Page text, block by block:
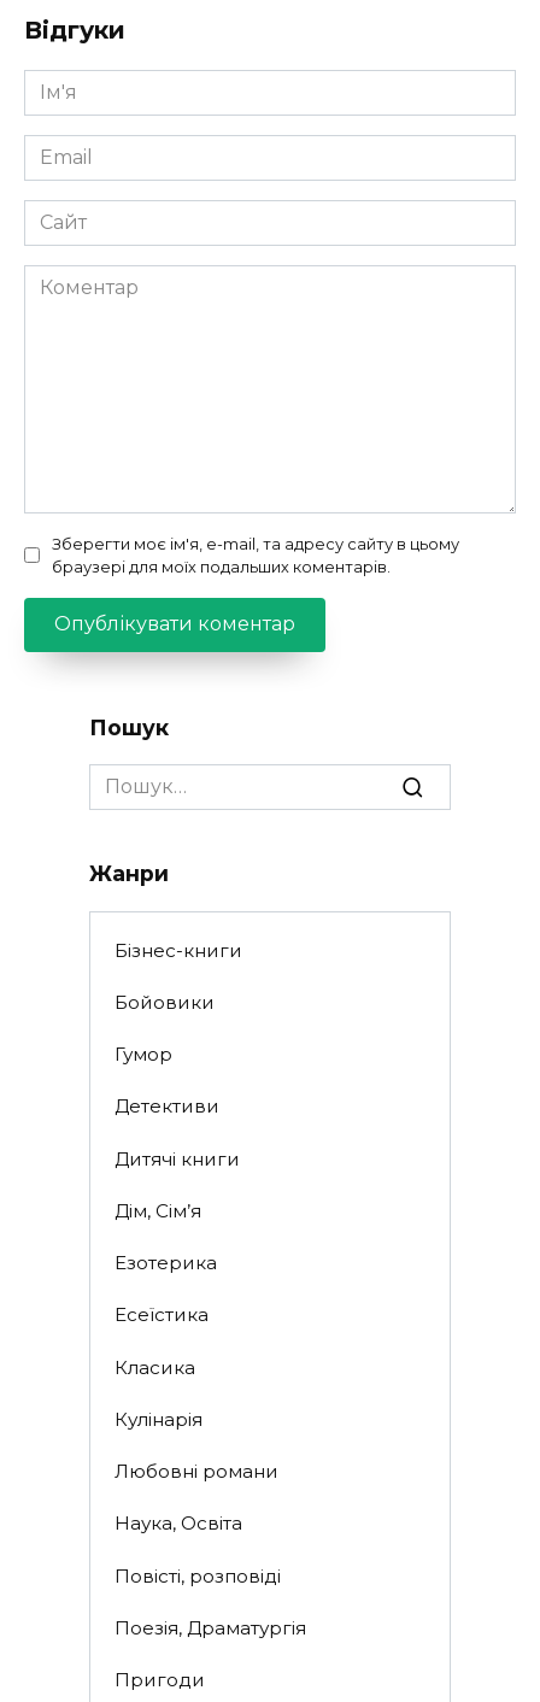
Відгуки
Ім'я
*
Email
*
Сайт
Коментар
Зберегти моє ім'я, e-mail, та адресу сайту в цьому
браузері для моїх подальших коментарів.
Пошук
Search
for:
Жанри
Бізнес-книги
Бойовики
Гумор
Детективи
Дитячі книги
Дім, Сім’я
Езотерика
Есеїстика
Класика
Кулінарія
Любовні романи
Наука, Освіта
Повісті, розповіді
Поезія, Драматургія
Пригоди